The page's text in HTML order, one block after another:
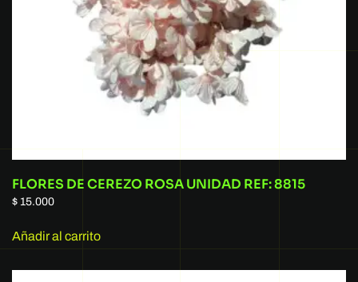
FLORES DE CEREZO ROSA UNIDAD REF: 8815
$ 15.000
Añadir al carrito